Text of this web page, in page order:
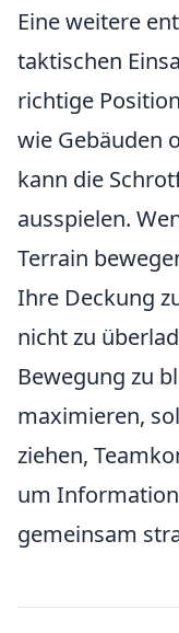
Eine weitere
taktischen
richtige
wie Gebäuden
kann die
ausspielen.
Terrain
Ihre Deckung
nicht zu
Bewegung zu
maximieren,
ziehen,
um
gemeinsam